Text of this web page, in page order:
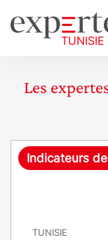
Les
R Indicateurs